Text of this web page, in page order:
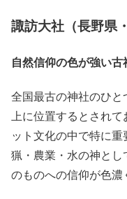
諏訪大社（長野県
自然信仰の色が強い
全国最古の神社のひ
上に位置するとされ
ット文化の中で特に
猟・農業・水の神と
のものへの信仰が色濃